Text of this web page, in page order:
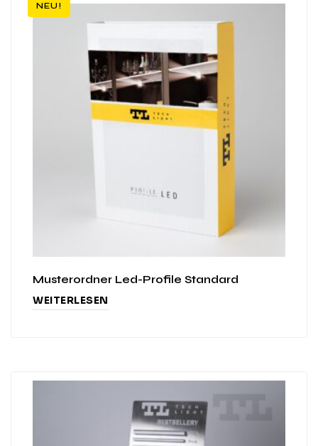
NEU!
Musterordner Led-Profile Standard
WEITERLESEN